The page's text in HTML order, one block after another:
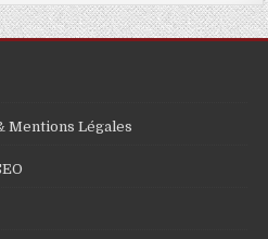
Mentions Légales